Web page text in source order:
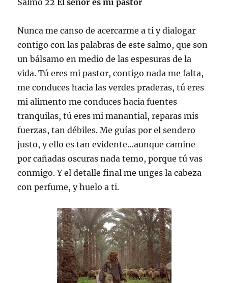
Nunca me canso de acercarme a ti y dialogar
contigo con las palabras de este salmo, que son
un bálsamo en medio de las espesuras de la
vida. Tú eres mi pastor, contigo nada me falta,
me conduces hacia las verdes praderas, tú eres
mi alimento me conduces hacia fuentes
tranquilas, tú eres mi manantial, reparas mis
fuerzas, tan débiles. Me guías por el sendero
justo, y ello es tan evidente…aunque camine
por cañadas oscuras nada temo, porque tú vas
conmigo. Y el detalle final me unges la cabeza
con perfume, y huelo a ti.